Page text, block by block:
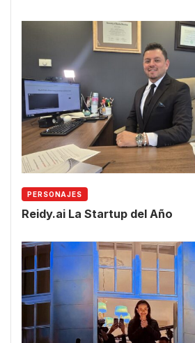
PERSONAJES
Reidy.ai La Startup del Año